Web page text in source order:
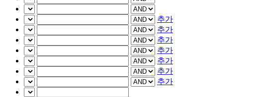
추가
추가
추가
추가
추가
추가
추가